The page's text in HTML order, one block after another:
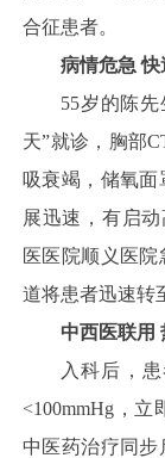
合征患者。
病情危急
55岁的陈
天”就诊，胸部
吸衰竭，储氧
展迅速，有启
医医院顺义医
道将患者迅速转
中西医联用
入科后，
<100mmHg，
中医药治疗同